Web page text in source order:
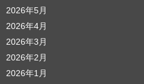
2026年5月
2026年4月
2026年3月
2026年2月
2026年1月